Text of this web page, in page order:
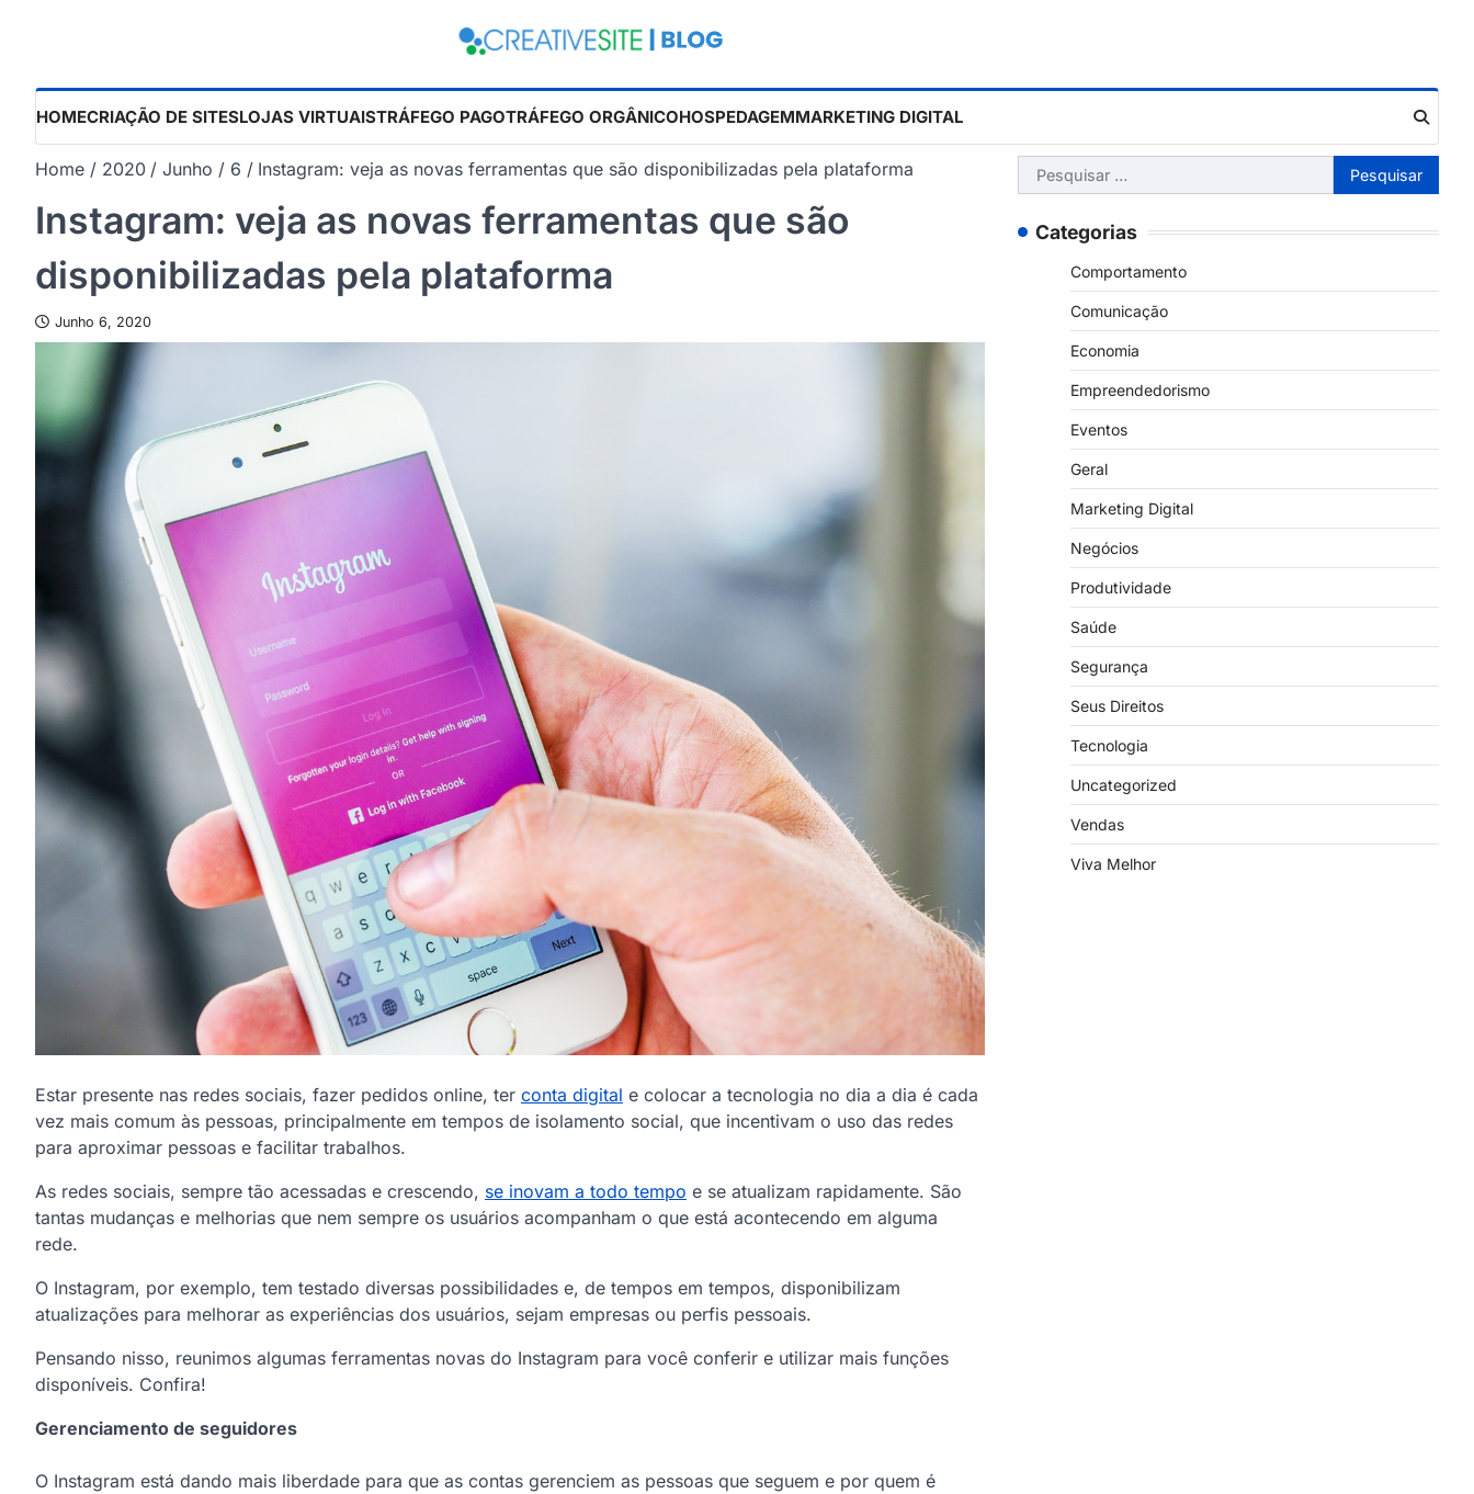
HOMECRIAÇÃO DE SITESLOJAS VIRTUAISTRÁFEGO PAGOTRÁFEGO ORGÂNICOHOSPEDAGEMMARKETING DIGITAL
Home 2020 Junho 6 Instagram: veja as novas ferramentas que são disponibilizadas pela plataforma
Instagram: veja as novas ferramentas que são
disponibilizadas pela plataforma
Junho 6, 2020
Estar presente nas redes sociais, fazer pedidos online, ter conta digital e colocar a tecnologia no dia a dia é cada
vez mais comum às pessoas, principalmente em tempos de isolamento social, que incentivam o uso das redes
para aproximar pessoas e facilitar trabalhos.
As redes sociais, sempre tão acessadas e crescendo, se inovam a todo tempo e se atualizam rapidamente. São
tantas mudanças e melhorias que nem sempre os usuários acompanham o que está acontecendo em alguma
rede.
O Instagram, por exemplo, tem testado diversas possibilidades e, de tempos em tempos, disponibilizam
atualizações para melhorar as experiências dos usuários, sejam empresas ou perfis pessoais.
Pensando nisso, reunimos algumas ferramentas novas do Instagram para você conferir e utilizar mais funções
disponíveis. Confira!
Gerenciamento de seguidores
O Instagram está dando mais liberdade para que as contas gerenciem as pessoas que seguem e por quem é
Pesquisar
por:
Categorias
Comportamento
Comunicação
Economia
Empreendedorismo
Eventos
Geral
Marketing Digital
Negócios
Produtividade
Saúde
Segurança
Seus Direitos
Tecnologia
Uncategorized
Vendas
Viva Melhor